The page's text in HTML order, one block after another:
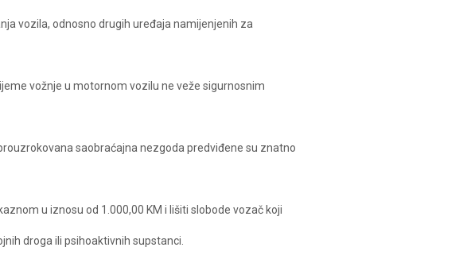
vozila, odnosno drugih uređaja namijenjenih za
vožnje u motornom vozilu ne veže sigurnosnim
saobraćajna nezgoda predviđene su znatno
u iznosu od 1.000,00 KM i lišiti slobode vozač koji
droga ili psihoaktivnih supstanci.